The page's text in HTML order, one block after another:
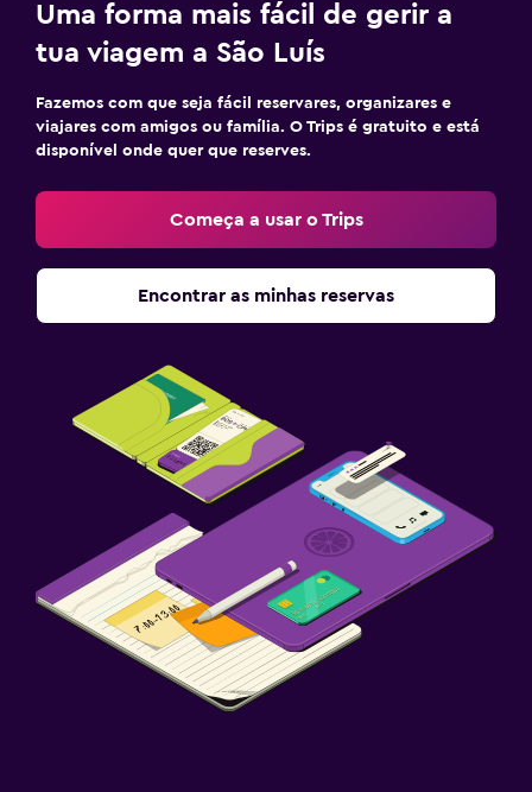
Uma forma mais fácil de gerir a
tua viagem a São Luís
Fazemos com que seja fácil reservares, organizares e
viajares com amigos ou família. O Trips é gratuito e está
disponível onde quer que reserves.
Começa a usar o Trips
Encontrar as minhas reservas